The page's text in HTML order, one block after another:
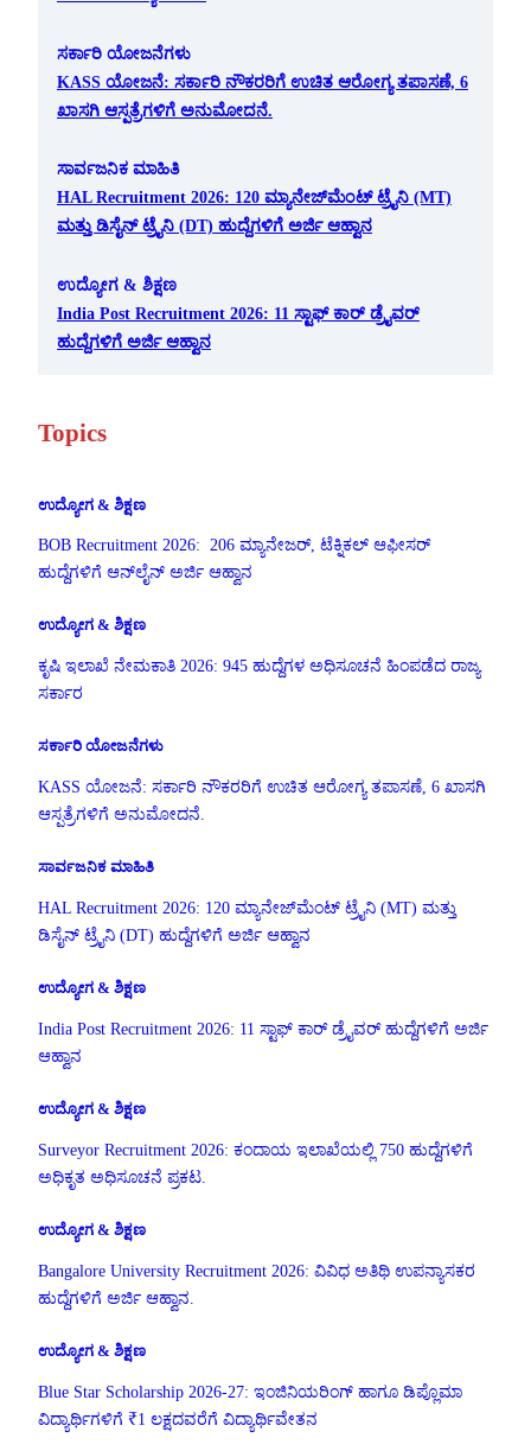
ಸರ್ಕಾರಿ ಯೋಜನೆಗಳು
KASS ಯೋಜನೆ: ಸರ್ಕಾರಿ ನೌಕರರಿಗೆ ಉಚಿತ ಆರೋಗ್ಯ ತಪಾಸಣೆ, 6
ಖಾಸಗಿ ಆಸ್ಪತ್ರೆಗಳಿಗೆ ಅನುಮೋದನೆ.
ಸಾರ್ವಜನಿಕ ಮಾಹಿತಿ
HAL Recruitment 2026: 120 ಮ್ಯಾನೇಜ್‌ಮೆಂಟ್ ಟ್ರೈನಿ (MT)
ಮತ್ತು ಡಿಸೈನ್ ಟ್ರೈನಿ (DT) ಹುದ್ದೆಗಳಿಗೆ ಅರ್ಜಿ ಆಹ್ವಾನ
ಉದ್ಯೋಗ & ಶಿಕ್ಷಣ
India Post Recruitment 2026: 11 ಸ್ಟಾಫ್ ಕಾರ್ ಡ್ರೈವರ್
ಹುದ್ದೆಗಳಿಗೆ ಅರ್ಜಿ ಆಹ್ವಾನ
Topics
ಉದ್ಯೋಗ & ಶಿಕ್ಷಣ
BOB Recruitment 2026: 206 ಮ್ಯಾನೇಜರ್, ಟೆಕ್ನಿಕಲ್ ಆಫೀಸರ್
ಹುದ್ದೆಗಳಿಗೆ ಆನ್‌ಲೈನ್ ಅರ್ಜಿ ಆಹ್ವಾನ
ಉದ್ಯೋಗ & ಶಿಕ್ಷಣ
ಕೃಷಿ ಇಲಾಖೆ ನೇಮಕಾತಿ 2026: 945 ಹುದ್ದೆಗಳ ಅಧಿಸೂಚನೆ ಹಿಂಪಡೆದ ರಾಜ್ಯ
ಸರ್ಕಾರ
ಸರ್ಕಾರಿ ಯೋಜನೆಗಳು
KASS ಯೋಜನೆ: ಸರ್ಕಾರಿ ನೌಕರರಿಗೆ ಉಚಿತ ಆರೋಗ್ಯ ತಪಾಸಣೆ, 6 ಖಾಸಗಿ
ಆಸ್ಪತ್ರೆಗಳಿಗೆ ಅನುಮೋದನೆ.
ಸಾರ್ವಜನಿಕ ಮಾಹಿತಿ
HAL Recruitment 2026: 120 ಮ್ಯಾನೇಜ್‌ಮೆಂಟ್ ಟ್ರೈನಿ (MT) ಮತ್ತು
ಡಿಸೈನ್ ಟ್ರೈನಿ (DT) ಹುದ್ದೆಗಳಿಗೆ ಅರ್ಜಿ ಆಹ್ವಾನ
ಉದ್ಯೋಗ & ಶಿಕ್ಷಣ
India Post Recruitment 2026: 11 ಸ್ಟಾಫ್ ಕಾರ್ ಡ್ರೈವರ್ ಹುದ್ದೆಗಳಿಗೆ ಅರ್ಜಿ
ಆಹ್ವಾನ
ಉದ್ಯೋಗ & ಶಿಕ್ಷಣ
Surveyor Recruitment 2026: ಕಂದಾಯ ಇಲಾಖೆಯಲ್ಲಿ 750 ಹುದ್ದೆಗಳಿಗೆ
ಅಧಿಕೃತ ಅಧಿಸೂಚನೆ ಪ್ರಕಟ.
ಉದ್ಯೋಗ & ಶಿಕ್ಷಣ
Bangalore University Recruitment 2026: ವಿವಿಧ ಅತಿಥಿ ಉಪನ್ಯಾಸಕರ
ಹುದ್ದೆಗಳಿಗೆ ಅರ್ಜಿ ಆಹ್ವಾನ.
ಉದ್ಯೋಗ & ಶಿಕ್ಷಣ
Blue Star Scholarship 2026-27: ಇಂಜಿನಿಯರಿಂಗ್ ಹಾಗೂ ಡಿಪ್ಲೊಮಾ
ವಿದ್ಯಾರ್ಥಿಗಳಿಗೆ ₹1 ಲಕ್ಷದವರೆಗೆ ವಿದ್ಯಾರ್ಥಿವೇತನ